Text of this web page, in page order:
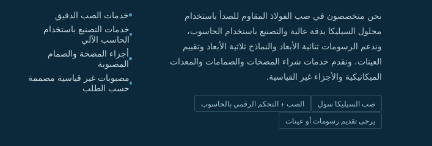
نحن متخصصون في صب الفولاذ المقاوم للصدأ باستخدام
محلول السيليكا بدقة عالية والتصنيع باستخدام الحاسوب،
وندعم الرسومات ثنائية الأبعاد والنماذج ثلاثية الأبعاد وتقييم
العينات، ونقدم خدمات شراء المضخات والصمامات والمعدات
الميكانيكية والأجزاء غير القياسية.
صب السيليكا سول
الصب + التحكم الرقمي بالحاسوب
يرجى تقديم رسومات أو عينات
خدمات الصب الدقيق
خدمات التصنيع باستخدام
الحاسب الآلي
أجزاء المضخة والصمام
المصبوبة
مصبوبات غير قياسية مصممة
حسب الطلب